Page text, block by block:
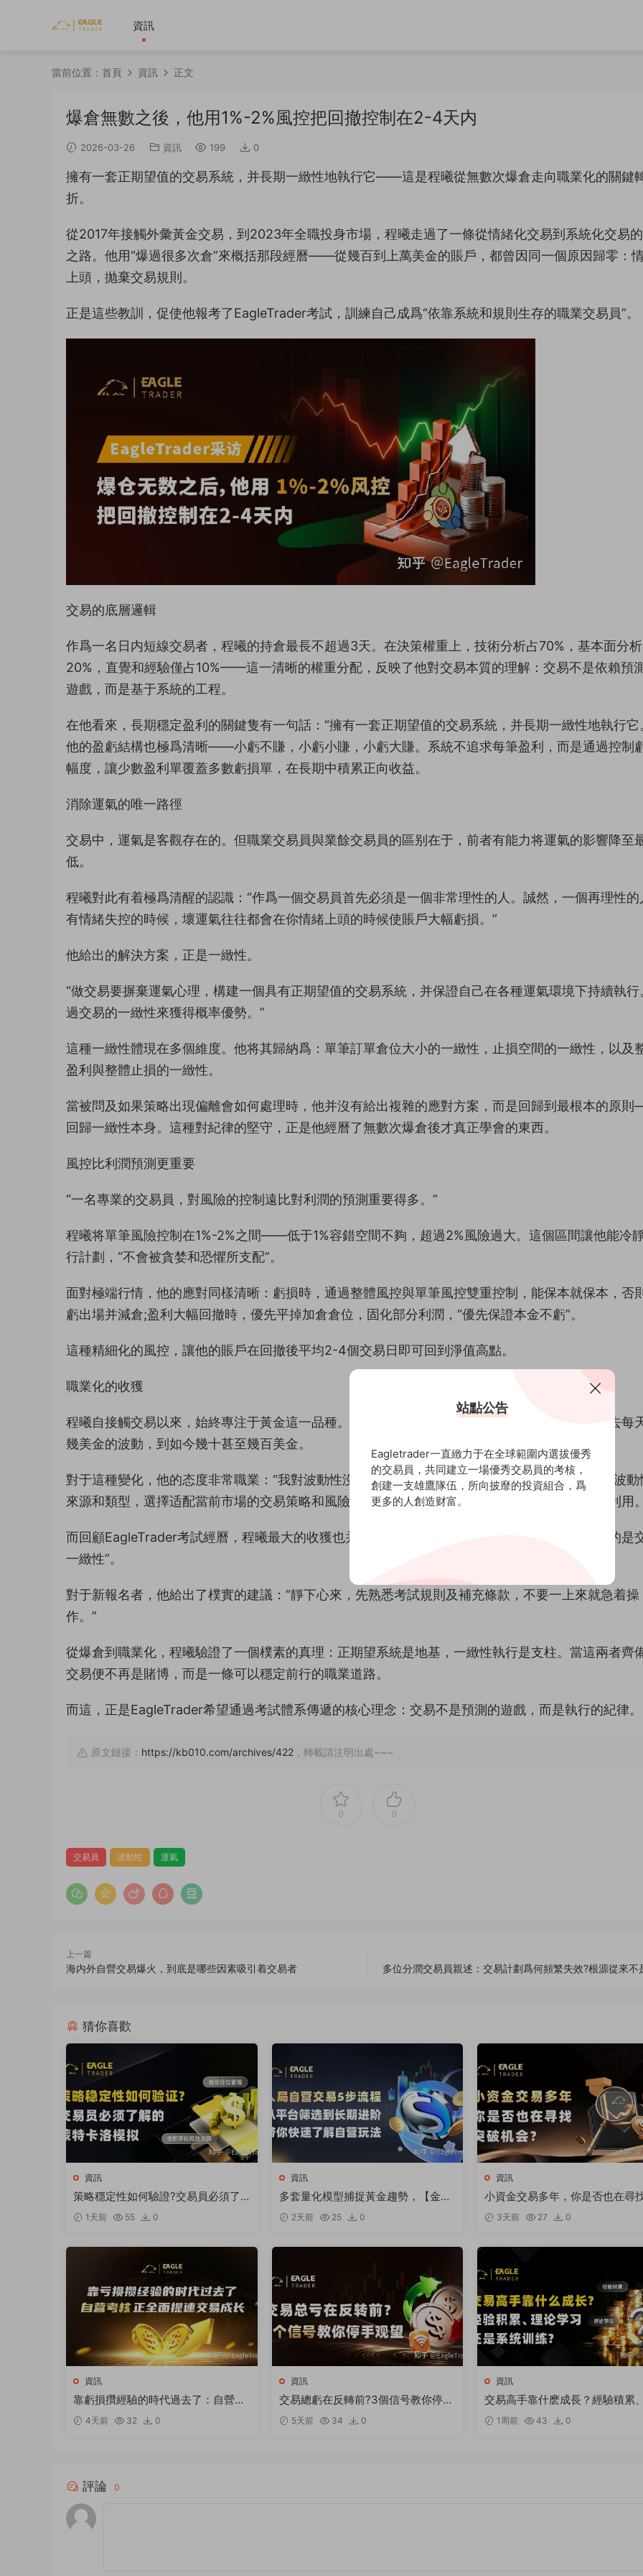
資訊
當前位置： 首頁 資訊 正文
爆倉無數之後，他用1%-2%風控把回撤控制在2-4天内
2026-03-26 資訊 199 0
擁有一套正期望值的交易系統，并長期一緻性地執行它——這是程曦從無數次爆倉走向職業化的關鍵
折。
從2017年接觸外彙黃金交易，到2023年全職投身市場，程曦走過了一條從情緒化交易到系統化交易
之路。他用“爆過很多次倉”來概括那段經曆——從幾百到上萬美金的賬戶，都曾因同一個原因歸零：
上頭，抛棄交易規則。
正是這些教訓，促使他報考了EagleTrader考試，訓練自己成爲“依靠系統和規則生存的職業交易員”。
交易的底層邏輯
作爲一名日内短線交易者，程曦的持倉最長不超過3天。在決策權重上，技術分析占70%，基本面分
20%，直覺和經驗僅占10%——這一清晰的權重分配，反映了他對交易本質的理解：交易不是依賴預
遊戲，而是基于系統的工程。
在他看來，長期穩定盈利的關鍵隻有一句話：“擁有一套正期望值的交易系統，并長期一緻性地執行它
他的盈虧結構也極爲清晰——小虧不賺，小虧小賺，小虧大賺。系統不追求每筆盈利，而是通過控制
幅度，讓少數盈利單覆蓋多數虧損單，在長期中積累正向收益。
消除運氣的唯一路徑
交易中，運氣是客觀存在的。但職業交易員與業餘交易員的區别在于，前者有能力将運氣的影響降至
低。
程曦對此有着極爲清醒的認識：“作爲一個交易員首先必須是一個非常理性的人。誠然，一個再理性的
有情緒失控的時候，壞運氣往往都會在你情緒上頭的時候使賬戶大幅虧損。”
他給出的解決方案，正是一緻性。
“做交易要摒棄運氣心理，構建一個具有正期望值的交易系統，并保證自己在各種運氣環境下持續執行
過交易的一緻性來獲得概率優勢。”
這種一緻性體現在多個維度。他将其歸納爲：單筆訂單倉位大小的一緻性，止損空間的一緻性，以及
盈利與整體止損的一緻性。
當被問及如果策略出現偏離會如何處理時，他并沒有給出複雜的應對方案，而是回歸到最根本的原
回歸一緻性本身。這種對紀律的堅守，正是他經曆了無數次爆倉後才真正學會的東西。
風控比利潤預測更重要
“一名專業的交易員，對風險的控制遠比對利潤的預測重要得多。”
程曦将單筆風險控制在1%-2%之間——低于1%容錯空間不夠，超過2%風險過大。這個區間讓他能冷
行計劃，“不會被貪婪和恐懼所支配”。
面對極端行情，他的應對同樣清晰：虧損時，通過整體風控與單筆風控雙重控制，能保本就保本，否
虧出場并減倉;盈利大幅回撤時，優先平掉加倉倉位，固化部分利潤，“優先保證本金不虧”。
這種精細化的風控，讓他的賬戶在回撤後平均2-4個交易日即可回到淨值高點。
職業化的收獲
程曦自接觸交易以來，始終專注于黃金這一品種。而近年來黃金市場的波動性顯著放大——從過去每
幾美金的波動，到如今幾十甚至幾百美金。
對于這種變化，他的态度非常職業：“我對波動性沒有絕對的喜歡和厭惡，要做的是識别當前市場波動
來源和類型，選擇适配當前市場的交易策略和風險控制，從波動中尋找具有優勢概率的機會加以利用
而回顧EagleTrader考試經曆，程曦最大的收獲也并非是技術精進，而是“明白了機構交易員需要的是
一緻性”。
對于新報名者，他給出了樸實的建議：“靜下心來，先熟悉考試規則及補充條款，不要一上來就急着操
作。”
從爆倉到職業化，程曦驗證了一個樸素的真理：正期望系統是地基，一緻性執行是支柱。當這兩者齊
交易便不再是賭博，而是一條可以穩定前行的職業道路。
而這，正是EagleTrader希望通過考試體系傳遞的核心理念：交易不是預測的遊戲，而是執行的紀律。
原文鏈接： https://kb010.com/archives/422 ，轉載請注明出處~~~
0 0
交易員 波動性 運氣
上一篇
海内外自營交易爆火，到底是哪些因素吸引着交易者 多位分潤交易員親述：交易計劃爲何頻繁失效?根源從來不
猜你喜歡
資訊
策略穩定性如何驗證?交易員必須了
解的蒙特卡洛模拟
1天前 55 0
資訊
多套量化模型捕捉黃金趨勢，【金太
狼】何以跻身明星信号源榜單?
2天前 25 0
資訊
小資金交易多年，你是否也在尋
破機會
3天前 27 0
資訊
靠虧損攢經驗的時代過去了：自營考
核正全面提速交易成長
4天前 32 0
資訊
交易總虧在反轉前?3個信号教你停手
觀望5天前 34 0
資訊
交易高手靠什麽成長？經驗積累
論學習還是系統訓練
1周前 43 0
評論 0
站點公告
Eagletrader一直緻力于在全球範圍内選拔優秀
的交易員，共同建立一場優秀交易員的考核，
創建一支雄鷹隊伍，所向披靡的投資組合，爲
更多的人創造财富。